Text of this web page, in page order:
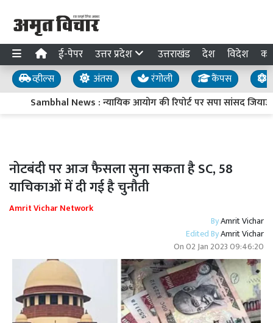
ई-पेपर उत्तर प्रदेश उत्तराखंड देश विदेश
व्हील्स अंतस रंगोली कैंपस
Sambhal News : न्यायिक आयोग की रिपोर्ट पर सपा सांसद
नोटबंदी पर आज फैसला सुना सकता है SC, 58
याचिकाओं में दी गई है चुनौती
Amrit Vichar Network
ByAmrit Vichar
Edited ByAmrit Vichar
On02 Jan 2023 09:46:20